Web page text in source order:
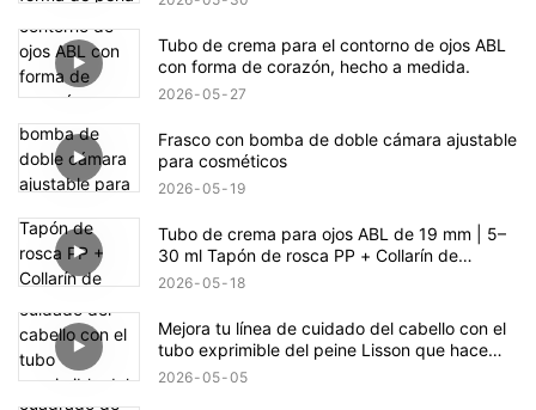
Tubo de crema para el contorno de ojos ABL
con forma de corazón, hecho a medida.
2026 05 27
Frasco con bomba de doble cámara ajustable
para cosméticos
2026 05 19
Tubo de crema para ojos ABL de 19 mm | 5–
30 ml Tapón de rosca PP + Collarín de
aleación de zinc + Aplicador de silicona suave
2026 05 18
Mejora tu línea de cuidado del cabello con el
tubo exprimible del peine Lisson que hace
más
2026 05 05